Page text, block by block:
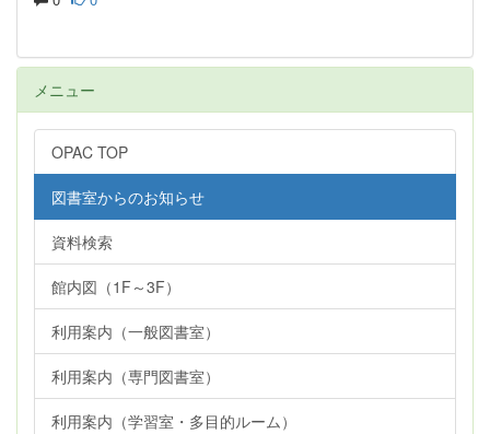
メニュー
OPAC TOP
図書室からのお知らせ
資料検索
館内図（1F～3F）
利用案内（一般図書室）
利用案内（専門図書室）
利用案内（学習室・多目的ルーム）